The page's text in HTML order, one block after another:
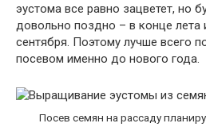
эустома все равно зацветет, но
довольно поздно – в конце лета
сентября. Поэтому лучше всего
посевом именно до нового года.
Посев семян на рассаду